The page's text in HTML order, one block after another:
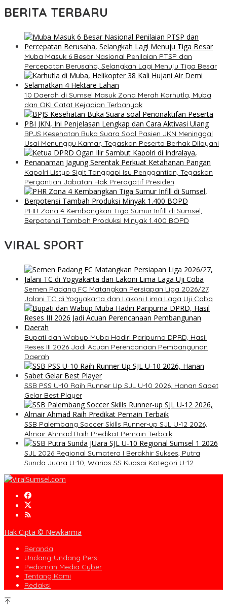
BERITA TERBARU
Muba Masuk 6 Besar Nasional Penilaian PTSP dan
Percepatan Berusaha, Selangkah Lagi Menuju Tiga Besar
10 Daerah di Sumsel Masuk Zona Merah Karhutla, Muba
dan OKI Catat Kejadian Terbanyak
BPJS Kesehatan Buka Suara Soal Pasien JKN Meninggal
Usai Menunggu Kamar, Tegaskan Peserta Berhak Dilayani
Kapolri Listyo Sigit Tanggapi Isu Penggantian, Tegaskan
Pergantian Jabatan Hak Prerogatif Presiden
PHR Zona 4 Kembangkan Tiga Sumur Infill di Sumsel,
Berpotensi Tambah Produksi Minyak 1.400 BOPD
VIRAL SPORT
Semen Padang FC Matangkan Persiapan Liga 2026/27,
Jalani TC di Yogyakarta dan Lakoni Lima Laga Uji Coba
Bupati dan Wabup Muba Hadiri Paripurna DPRD, Hasil
Reses III 2026 Jadi Acuan Perencanaan Pembangunan
Daerah
SSB PSS U-10 Raih Runner Up SJL U-10 2026, Hanan Sabet
Gelar Best Player
SSB Palembang Soccer Skills Runner-up SJL U-12 2026,
Almair Ahmad Raih Predikat Pemain Terbaik
SJL 2026 Regional Sumatera I Berakhir Sukses, Putra
Sunda Juara U-10, Warios SS Kuasai Kategori U-12
Hak Cipta © Newkarma
Beranda
Undang-Undang Pers
Pedoman Media Cyber
Tentang Kami
Redaksi